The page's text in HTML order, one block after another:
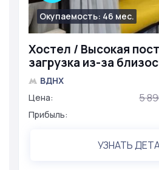
Хостел / Высокая
загрузка из-за
Окупаемость: 46 мес.
ВДНХ
Цена:
5
Прибыль:
УЗНАТЬ